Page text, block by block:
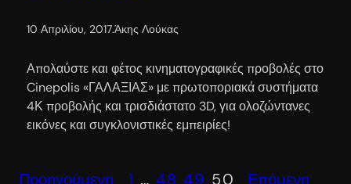
10 Απριλίου, 2017.Άκης Λούκας
Απολαύστε και φέτος κινηματογραφικές προβολές στο
Cinepolis «ΓΑΛΑΞΙΑΣ» με πρωτοποριακά συστήματα
4Κ προβολής και τρισδιάστατο 3D, για ολοζώντανες
εικόνες και συγκλονιστικές εμπειρίες!
Προηγούμενη
1 … 48 49 50
Επόμενη